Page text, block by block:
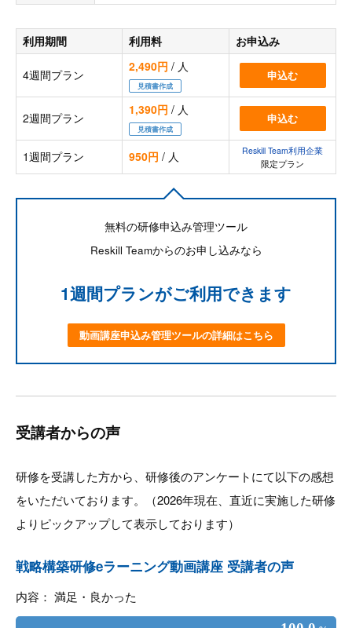
利用期間 利用料 お申込み
4週間プラン
2,490円 / 人
見積書作成
申込む
2週間プラン
1,390円 / 人
見積書作成
申込む
1週間プラン 950円 / 人
Reskill Team利用企業
限定プラン
無料の研修申込み管理ツール
Reskill Teamからのお申し込みなら
1週間プランがご利用できます
動画講座申込み管理ツールの詳細はこちら
受講者からの声
研修を受講した方から、研修後のアンケートにて以下の感想
をいただいております。（2026年現在、直近に実施した研修
よりピックアップして表示しております）
戦略構築研修eラーニング動画講座 受講者の声
内容： 満足・良かった